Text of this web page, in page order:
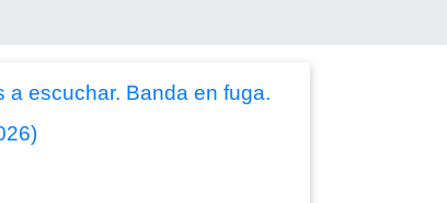
a escuchar. Banda en fuga.